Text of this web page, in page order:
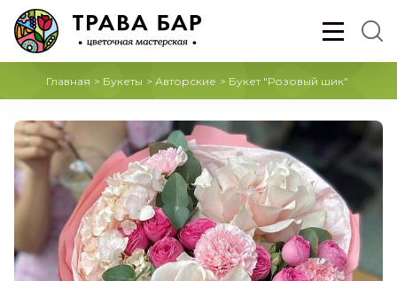
Главная > Букеты > Авторские > Букет "Розовый шик"